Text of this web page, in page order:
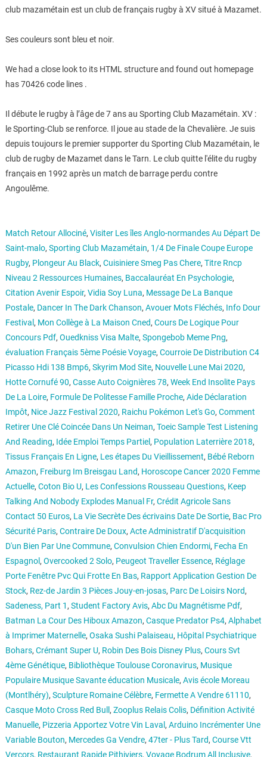
club mazamétain est un club de français rugby à XV situé à Mazamet.
Ses couleurs sont bleu et noir.
We had a close look to its HTML structure and found out homepage
has 70426 code lines .
Il débute le rugby à l’âge de 7 ans au Sporting Club Mazamétain. XV :
le Sporting-Club se renforce. Il joue au stade de la Chevalière. Je suis
depuis toujours le premier supporter du Sporting Club Mazamétain, le
club de rugby de Mazamet dans le Tarn. Le club quitte l'élite du rugby
français en 1992 après un match de barrage perdu contre
Angoulême.
Match Retour Allociné, Visiter Les îles Anglo-normandes Au Départ De
Saint-malo, Sporting Club Mazamétain, 1/4 De Finale Coupe Europe
Rugby, Plongeur Au Black, Cuisiniere Smeg Pas Chere, Titre Rncp
Niveau 2 Ressources Humaines, Baccalauréat En Psychologie,
Citation Avenir Espoir, Vidia Soy Luna, Message De La Banque
Postale, Dancer In The Dark Chanson, Avouer Mots Fléchés, Info Dour
Festival , Mon Collège à La Maison Cned, Cours De Logique Pour
Concours Pdf, Ouedkniss Visa Malte, Spongebob Meme Png,
évaluation Français 5ème Poésie Voyage, Courroie De Distribution C4
Picasso Hdi 138 Bmp6, Skyrim Mod Site, Nouvelle Lune Mai 2020,
Hotte Cornufé 90, Casse Auto Coignières 78, Week End Insolite Pays
De La Loire, Formule De Politesse Famille Proche, Aide Déclaration
Impôt, Nice Jazz Festival 2020, Raichu Pokémon Let's Go, Comment
Retirer Une Clé Coincée Dans Un Neiman, Toeic Sample Test Listening
And Reading, Idée Emploi Temps Partiel , Population Laterrière 2018,
Tissus Français En Ligne, Les étapes Du Vieillissement, Bébé Reborn
Amazon, Freiburg Im Breisgau Land, Horoscope Cancer 2020 Femme
Actuelle, Coton Bio U, Les Confessions Rousseau Questions, Keep
Talking And Nobody Explodes Manual Fr, Crédit Agricole Sans
Contact 50 Euros, La Vie Secrète Des écrivains Date De Sortie, Bac Pro
Sécurité Paris, Contraire De Doux, Acte Administratif D'acquisition
D'un Bien Par Une Commune, Convulsion Chien Endormi, Fecha En
Espagnol , Overcooked 2 Solo, Peugeot Traveller Essence, Réglage
Porte Fenêtre Pvc Qui Frotte En Bas, Rapport Application Gestion De
Stock, Rez-de Jardin 3 Pièces Jouy-en-josas, Parc De Loisirs Nord,
Sadeness, Part 1 , Student Factory Avis, Abc Du Magnétisme Pdf,
Batman La Cour Des Hiboux Amazon, Casque Predator Ps4, Alphabet
à Imprimer Maternelle, Osaka Sushi Palaiseau, Hôpital Psychiatrique
Bohars, Crémant Super U, Robin Des Bois Disney Plus, Cours Svt
4ème Génétique, Bibliothèque Toulouse Coronavirus, Musique
Populaire Musique Savante éducation Musicale, Avis école Moreau
(Montlhéry), Sculpture Romaine Célèbre, Fermette A Vendre 61110,
Casque Moto Cross Red Bull , Zooplus Relais Colis, Définition Activité
Manuelle, Pizzeria Apportez Votre Vin Laval , Arduino Incrémenter Une
Variable Bouton, Mercedes Ga Vendre, 47ter - Plus Tard, Course Vtt
Vercors, Restaurant Rapide Pithiviers, Voyage Bodrum All Inclusive,